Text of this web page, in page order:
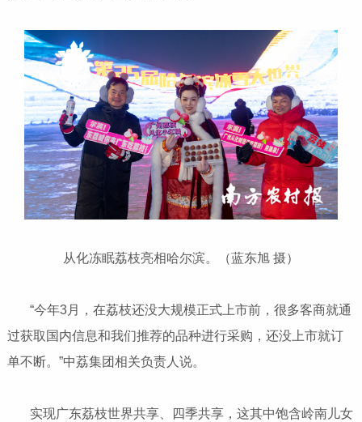
从化冻眠荔枝亮相哈尔滨。（蓝东旭 摄）
“今年3月，在荔枝还没大规模正式上市前，很多客商就通
过获取国内信息和我们推荐的品种进行采购，还没上市就订
单不断。”中荔集团相关负责人说。
实现广东荔枝世界共享、四季共享，这其中饱含岭南儿女